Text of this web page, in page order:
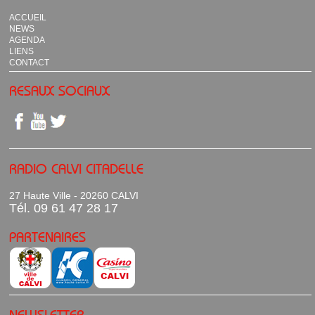
ACCUEIL
NEWS
AGENDA
LIENS
CONTACT
RESAUX SOCIAUX
RADIO CALVI CITADELLE
27 Haute Ville - 20260 CALVI
Tél. 09 61 47 28 17
PARTENAIRES